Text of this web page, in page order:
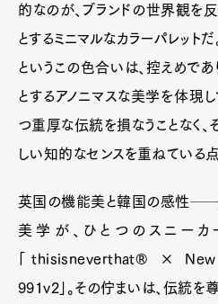
的なのが、ブランドの世界観を
とするミニマルなカラーパレット
というこの色合いは、控えめで
とするアノニマスな美学を体現
つ重厚な伝統を損なうことなく
しい知的なセンスを重ねている
英国の機能美と韓国の感性──
美学が、ひとつのスニー
「thisisneverthat® ×
991v2」。その佇まいは、伝統を